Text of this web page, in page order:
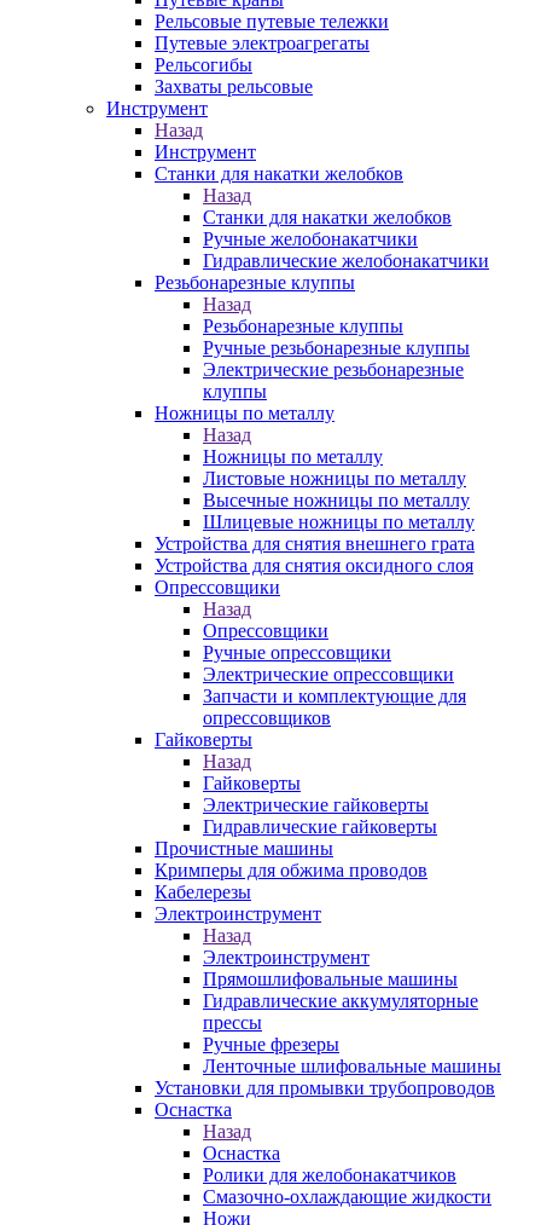
Рельсовые путевые тележки
Путевые электроагрегаты
Рельсогибы
Захваты рельсовые
Инструмент
Назад
Инструмент
Станки для накатки желобков
Назад
Станки для накатки желобков
Ручные желобонакатчики
Гидравлические желобонакатчики
Резьбонарезные клуппы
Назад
Резьбонарезные клуппы
Ручные резьбонарезные клуппы
Электрические резьбонарезные
клуппы
Ножницы по металлу
Назад
Ножницы по металлу
Листовые ножницы по металлу
Высечные ножницы по металлу
Шлицевые ножницы по металлу
Устройства для снятия внешнего грата
Устройства для снятия оксидного слоя
Опрессовщики
Назад
Опрессовщики
Ручные опрессовщики
Электрические опрессовщики
Запчасти и комплектующие для
опрессовщиков
Гайковерты
Назад
Гайковерты
Электрические гайковерты
Гидравлические гайковерты
Прочистные машины
Кримперы для обжима проводов
Кабелерезы
Электроинструмент
Назад
Электроинструмент
Прямошлифовальные машины
Гидравлические аккумуляторные
прессы
Ручные фрезеры
Ленточные шлифовальные машины
Установки для промывки трубопроводов
Оснастка
Назад
Оснастка
Ролики для желобонакатчиков
Смазочно-охлаждающие жидкости
Ножи